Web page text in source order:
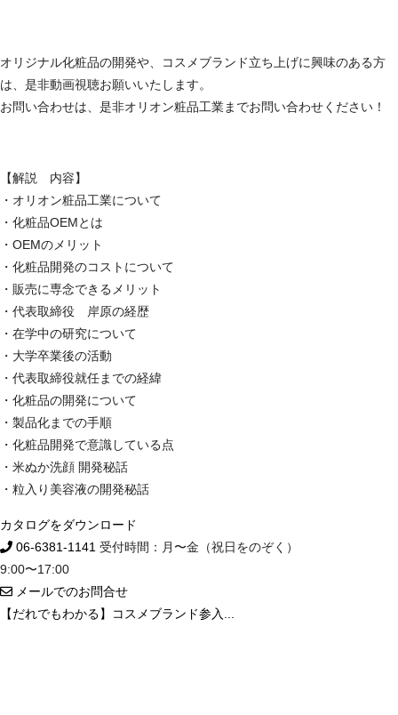
オリジナル化粧品の開発や、コスメブランド立ち上げに興味のある方
は、是非動画視聴お願いいたします。
お問い合わせは、是非オリオン粧品工業までお問い合わせください！
【解説 内容】
・オリオン粧品工業について
・化粧品OEMとは
・OEMのメリット
・化粧品開発のコストについて
・販売に専念できるメリット
・代表取締役 岸原の経歴
・在学中の研究について
・大学卒業後の活動
・代表取締役就任までの経緯
・化粧品の開発について
・製品化までの手順
・化粧品開発で意識している点
・米ぬか洗顔 開発秘話
・粒入り美容液の開発秘話
カタログをダウンロード
06-6381-1141 受付時間：月〜金（祝日をのぞく）
9:00〜17:00
メールでのお問合せ
【だれでもわかる】コスメブランド参入...